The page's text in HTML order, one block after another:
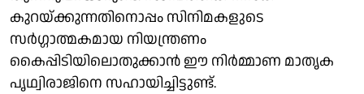
കുറയ്ക്കുന്നതിനൊപ്പം സിനിമകളുടെ
സര്‍ഗ്ഗാത്മകമായ നിയന്ത്രണം
കൈപ്പിടിയിലൊതുക്കാന്‍ ഈ നിര്‍മ്മാണ മാതൃക
പൃഥ്വിരാജിനെ സഹായിച്ചിട്ടുണ്ട്.